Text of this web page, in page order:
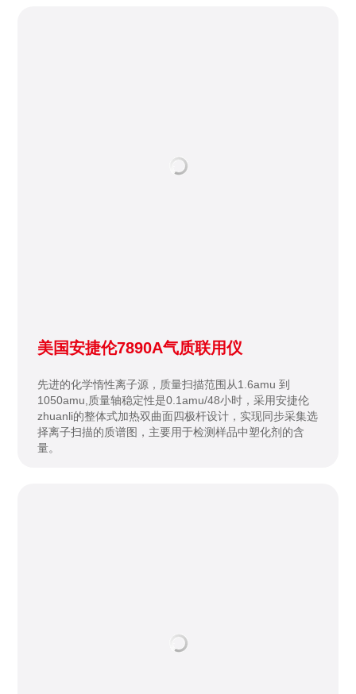
美国安捷伦7890A气质联用仪
先进的化学惰性离子源，质量扫描范围从1.6amu 到
1050amu,质量轴稳定性是0.1amu/48小时，采用安捷伦
zhuanli的整体式加热双曲面四极杆设计，实现同步采集选
择离子扫描的质谱图，主要用于检测样品中塑化剂的含
量。